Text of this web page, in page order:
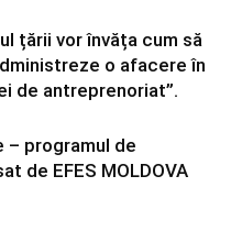
țării vor învăța cum să
o afacere în
de antreprenoriat”.
– programul de
de EFES MOLDOVA